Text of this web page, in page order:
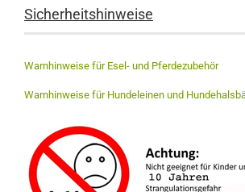
Sicherheitshinweise
Warnhinweise für Esel- und Pferdezubehör
Warnhinweise für Hundeleinen und